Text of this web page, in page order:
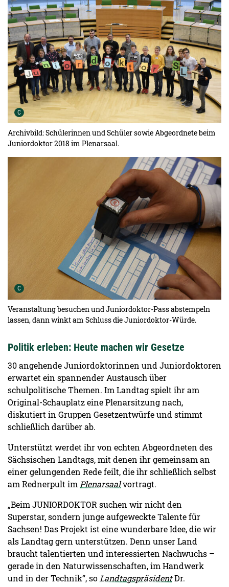
C Urheber der Grafik:
Archivbild: Schülerinnen und Schüler sowie Abgeordnete beim
Juniordoktor 2018 im Plenarsaal.
C
Veranstaltung besuchen und Juniordoktor-Pass abstempeln
lassen, dann winkt am Schluss die Juniordoktor-Würde.
Politik erleben: Heute machen wir Gesetze
30 angehende Juniordoktorinnen und Juniordoktoren
erwartet ein spannender Austausch über
schulpolitische Themen. Im Landtag spielt ihr am
Original-Schauplatz eine Plenarsitzung nach,
diskutiert in Gruppen Gesetzentwürfe und stimmt
schließlich darüber ab.
Unterstützt werdet ihr von echten Abgeordneten des
Sächsischen Landtags, mit denen ihr gemeinsam an
einer gelungenden Rede feilt, die ihr schließlich selbst
am Rednerpult im Plenarsaalvortragt.
„Beim JUNIORDOKTOR suchen wir nicht den
Superstar, sondern junge aufgeweckte Talente für
Sachsen! Das Projekt ist eine wunderbare Idee, die wir
als Landtag gern unterstützen. Denn unser Land
braucht talentierten und interessierten Nachwuchs –
gerade in den Naturwissenschaften, im Handwerk
und in der Technik“, so LandtagspräsidentDr.